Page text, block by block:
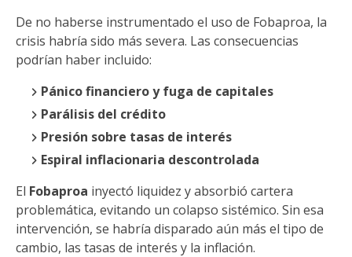
De no haberse instrumentado el uso de Fobaproa, la
crisis habría sido más severa. Las consecuencias
podrían haber incluido:
Pánico financiero y fuga de capitales
Parálisis del crédito
Presión sobre tasas de interés
Espiral inflacionaria descontrolada
El Fobaproa inyectó liquidez y absorbió cartera
problemática, evitando un colapso sistémico. Sin esa
intervención, se habría disparado aún más el tipo de
cambio, las tasas de interés y la inflación.